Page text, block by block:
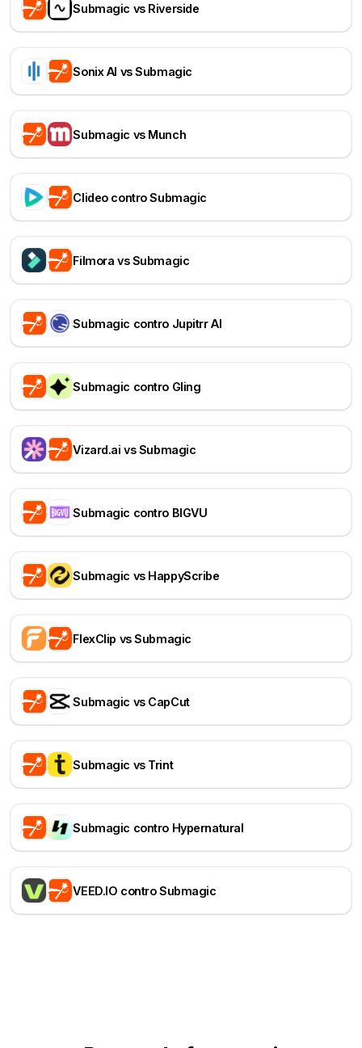
Submagic vs Riverside
Sonix AI vs Submagic
Submagic vs Munch
Clideo contro Submagic
Filmora vs Submagic
Submagic contro Jupitrr AI
Submagic contro Gling
Vizard.ai vs Submagic
Submagic contro BIGVU
Submagic vs HappyScribe
FlexClip vs Submagic
Submagic vs CapCut
Submagic vs Trint
Submagic contro Hypernatural
VEED.IO contro Submagic